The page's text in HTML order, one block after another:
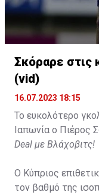
Σκόραρε στις
(vid)
16.07.2023 18:15
Το ευκολότερο
Ιαπωνία ο Πιέρος
Deal με Βλάχοβιτς!
Ο Κύπριος
τον βαθμό της